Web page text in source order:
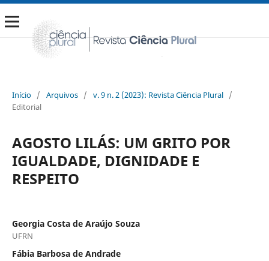
Início / Arquivos / v. 9 n. 2 (2023): Revista Ciência Plural /
Editorial
AGOSTO LILÁS: UM GRITO POR
IGUALDADE, DIGNIDADE E
RESPEITO
Georgia Costa de Araújo Souza
UFRN
Fábia Barbosa de Andrade